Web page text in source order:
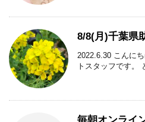
8/8(月)千葉県
2022.6.30 こんに
トスタッフです。